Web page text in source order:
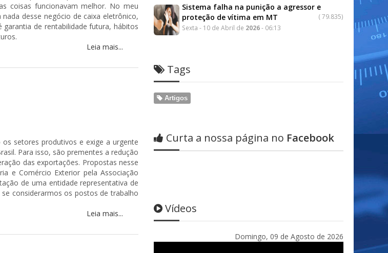
coisas funcionavam melhor. No meu
desse negócio de caixa eletrônico,
garantia de rentabilidade futura, hábitos
Leia mais...
setores produtivos e exige a urgente
Para isso, são prementes a redução
das exportações. Propostas nesse
e Comércio Exterior pela Associação
de uma entidade representativa de
considerarmos os postos de trabalho
Leia mais...
Sistema falha na punição a agressor e
proteção de vítima em MT
(79.835)
Sexta - 10 de Abril de 2026- 06:13
Tags
Artigos
Curta a nossa página no Facebook
Vídeos
Domingo, 09 de Agosto de 2026